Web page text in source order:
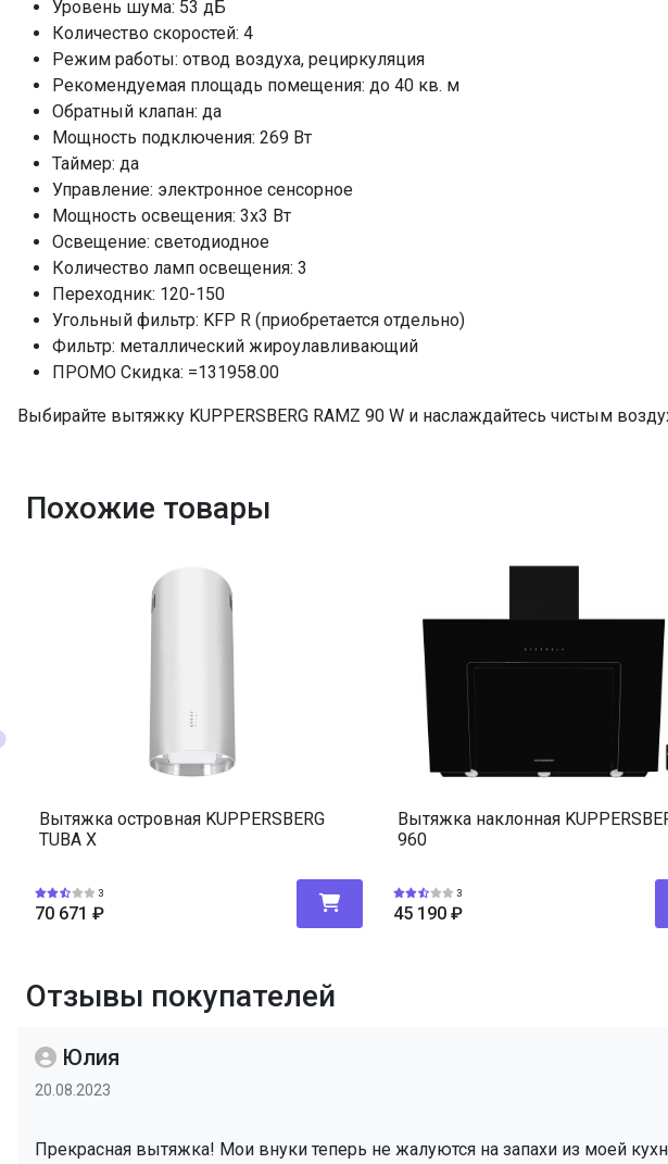
Уровень шума: 53 дБ
Количество скоростей: 4
Режим работы: отвод воздуха, рециркуляция
Рекомендуемая площадь помещения: до 40 кв. м
Обратный клапан: да
Мощность подключения: 269 Вт
Таймер: да
Управление: электронное сенсорное
Мощность освещения: 3x3 Вт
Освещение: светодиодное
Количество ламп освещения: 3
Переходник: 120-150
Угольный фильтр: KFP R (приобретается отдельно)
Фильтр: металлический жироулавливающий
ПРОМО Скидка: =131958.00
Выбирайте вытяжку KUPPERSBERG RAMZ 90 W и наслаждайтесь чистым
Похожие товары
Вытяжка островная KUPPERSBERG
TUBA X
3
70 671 ₽
Вытяжка наклонная
960
3
45 190 ₽
Отзывы покупателей
Юлия
20.08.2023
Прекрасная вытяжка! Мои внуки теперь не жалуются на запахи из моей